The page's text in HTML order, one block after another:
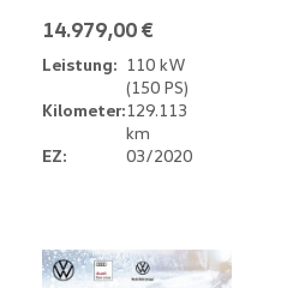
14.979,00 €
Leistung: 110 kW
(150 PS)
Kilometer:129.113
km
EZ:
03/2020